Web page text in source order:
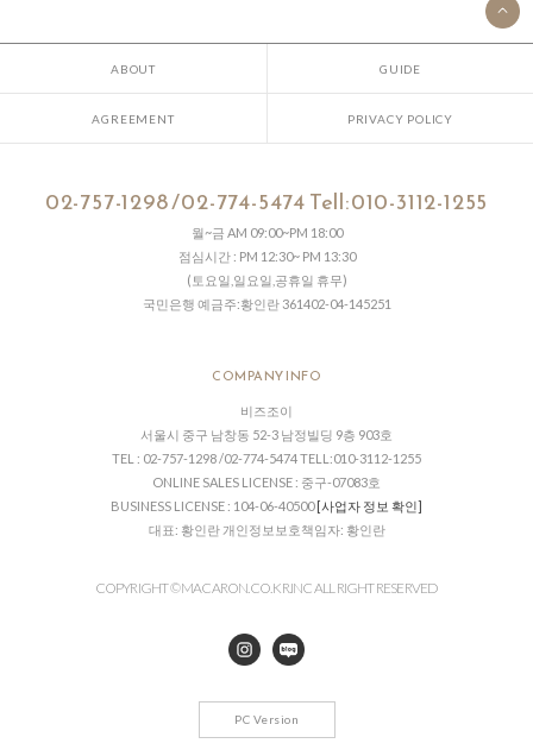
ABOUT GUIDE
AGREEMENT PRIVACY POLICY
02-757-1298 /02-774-5474 Tell:010-3112-1255
월~금 AM 09:00~PM 18:00
점심시간 : PM 12:30~ PM 13:30
(토요일,일요일,공휴일 휴무)
국민은행 예금주:황인란 361402-04-145251
COMPANY INFO
비즈조이
서울시 중구 남창동 52-3 남정빌딩 9층 903호
TEL : 02-757-1298 /02-774-5474 TELL:010-3112-1255
ONLINE SALES LICENSE : 중구-07083호
BUSINESS LICENSE : 104-06-40500[사업자 정보 확인]
대표: 황인란 개인정보보호책임자: 황인란
COPYRIGHT © MACARON.CO. KR.INC ALL RIGHT RESERVED
PC Version